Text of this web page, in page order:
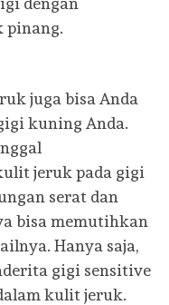
pinang.
juga bisa Anda
kuning Anda.
jeruk pada gigi
serat dan
bisa memutihkan
Hanya saja,
gigi sensitive
kulit jeruk.